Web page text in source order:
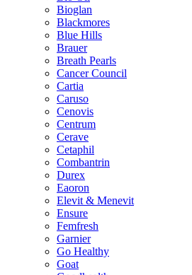
Bioglan
Blackmores
Blue Hills
Brauer
Breath Pearls
Cancer Council
Cartia
Caruso
Cenovis
Centrum
Cerave
Cetaphil
Combantrin
Durex
Eaoron
Elevit & Menevit
Ensure
Femfresh
Garnier
Go Healthy
Goat